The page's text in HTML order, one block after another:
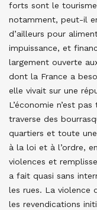
forts sont le
notamment, peut-il
d’ailleurs pour
impuissance, et
largement ouverte
dont la France a
elle vivait sur une
L’économie n’est
traverse des
quartiers et toute
à la loi et à l’ordre,
violences et
a fait quasi sans
les rues. La violence
les revendications